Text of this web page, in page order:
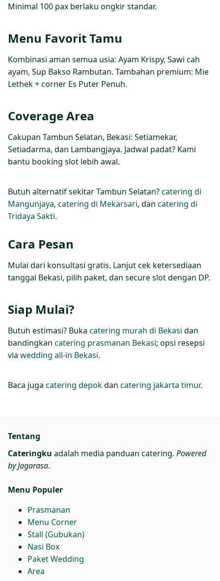
Minimal 100 pax berlaku ongkir standar.
Menu Favorit Tamu
Kombinasi aman semua usia: Ayam Krispy, Sawi cah
ayam, Sup Bakso Rambutan. Tambahan premium: Mie
Lethek + corner Es Puter Penuh.
Coverage Area
Cakupan Tambun Selatan, Bekasi: Setiamekar,
Setiadarma, dan Lambangjaya. Jadwal padat? Kami
bantu booking slot lebih awal.
Butuh alternatif sekitar Tambun Selatan?catering di
Mangunjaya, catering di Mekarsari, dan catering di
Tridaya Sakti.
Cara Pesan
Mulai dari konsultasi gratis. Lanjut cek ketersediaan
tanggal Bekasi, pilih paket, dan secure slot dengan DP.
Siap Mulai?
Butuh estimasi? Buka catering murah di Bekasi dan
bandingkan catering prasmanan Bekasi; opsi resepsi
via wedding all‑in Bekasi.
Baca juga catering depokdan catering jakarta timur.
Tentang
Cateringku adalah media panduan catering. Powered
by Jagarasa.
Menu Populer
Prasmanan
Menu Corner
Stall (Gubukan)
Nasi Box
Paket Wedding
Area